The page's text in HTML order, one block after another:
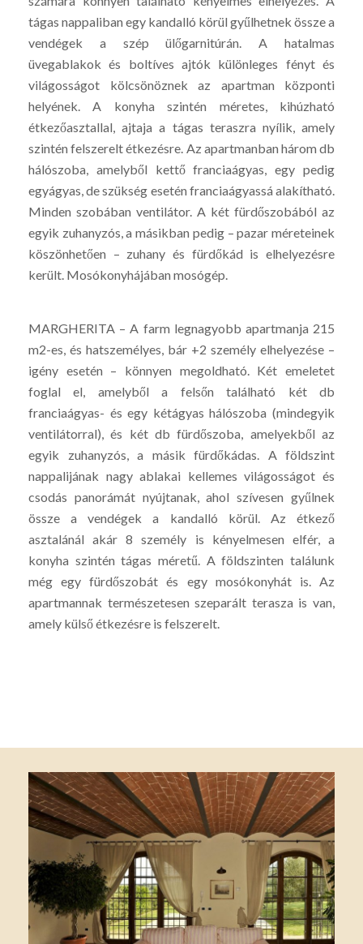
tágas nappaliban egy kandalló körül gyűlhetnek össze a
vendégek a szép ülőgarnitúrán. A hatalmas
üvegablakok és boltíves ajtók különleges fényt és
világosságot kölcsönöznek az apartman központi
helyének. A konyha szintén méretes, kihúzható
étkezőasztallal, ajtaja a tágas teraszra nyílik, amely
szintén felszerelt étkezésre. Az apartmanban három db
hálószoba, amelyből kettő franciaágyas, egy pedig
egyágyas, de szükség esetén franciaágyassá alakítható.
Minden szobában ventilátor. A két fürdőszobából az
egyik zuhanyzós, a másikban pedig – pazar méreteinek
köszönhetően – zuhany és fürdőkád is elhelyezésre
került. Mosókonyhájában mosógép.
MARGHERITA – A farm legnagyobb apartmanja 215
m2-es, és hatszemélyes, bár +2 személy elhelyezése –
igény esetén – könnyen megoldható. Két emeletet
foglal el, amelyből a felsőn található két db
franciaágyas- és egy kétágyas hálószoba (mindegyik
ventilátorral), és két db fürdőszoba, amelyekből az
egyik zuhanyzós, a másik fürdőkádas. A földszint
nappalijának nagy ablakai kellemes világosságot és
csodás panorámát nyújtanak, ahol szívesen gyűlnek
össze a vendégek a kandalló körül. Az étkező
asztalánál akár 8 személy is kényelmesen elfér, a
konyha szintén tágas méretű. A földszinten találunk
még egy fürdőszobát és egy mosókonyhát is. Az
apartmannak természetesen szeparált terasza is van,
amely külső étkezésre is felszerelt.